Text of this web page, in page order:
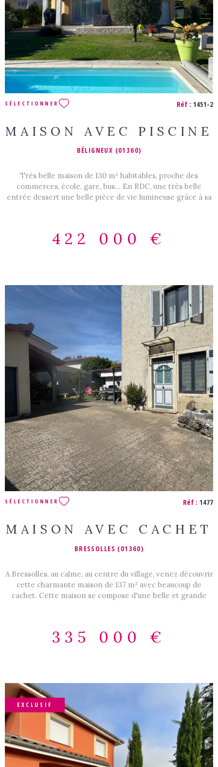
SÉLECTIONNER Réf : 1451-2
MAISON AVEC PISCINE
BÉLIGNEUX (01360)
Très belle maison de 130 m² habitables, proche des
commerces, école, gare, bus... En RDC, une très belle
entrée dessert une belle pièce de vie lumineuse grâce à sa
supplémentaire et un wc avec lave-mains. A l'étage : un
sud donnant sur la piscine, un garage, un chalet de jardin,
un terrain de pétanque. Belle parcelle de 863 m² close avec
portail motorisé. Maison très bien entretenue, idéalement
située. Les informations sur les risques auxquels ce bien est
exposé sont disponibles sur le site Géorisques :
www.georisques.gouv.fr Agence BEL'IMMO - 84 Route de
Genève 01360 BÉLIGNEUX - 04 72 25 91 18
422 000 €
VOIR LE BIEN
SÉLECTIONNER Réf : 1477
MAISON AVEC CACHET
BRESSOLLES (01360)
A Bressolles, au calme, au centre du village, venez découvrir
cette charmante maison de 137 m² avec beaucoup de
cachet. Cette maison se compose d'une belle et grande
Deux autres chambres et un bureau créent un bel espace
ainsi qu'un joli jardin complètent cette bâtisse. Les
informations sur les risques auxquels ce bien est exposé
sont disponibles sur le site Géorisques :
www.georisques.gouv.fr Agence BEL'IMMO - 84 Route de
Genève 01360 BÉLIGNEUX - 04 72 25 91 18
335 000 €
EXCLUSIF